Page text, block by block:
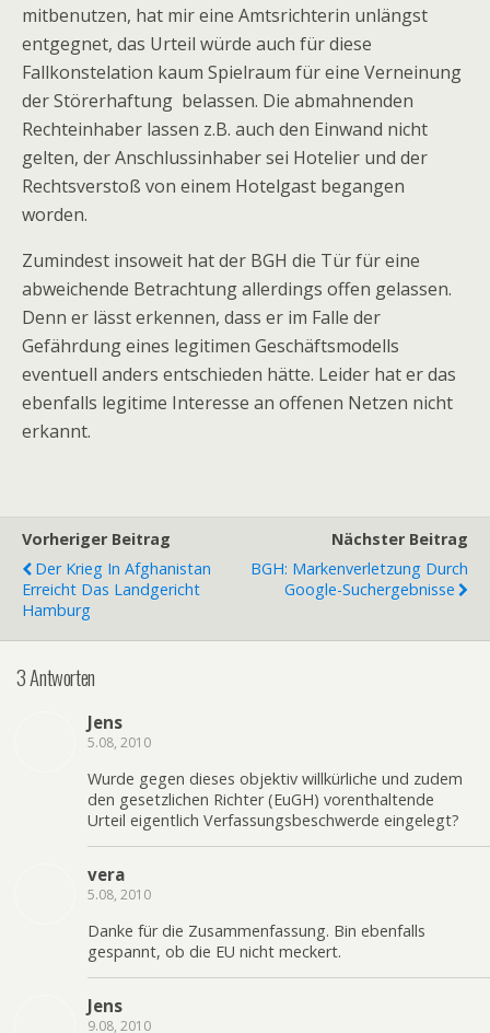
mitbenutzen, hat mir eine Amtsrichterin unlängst
entgegnet, das Urteil würde auch für diese
Fallkonstelation kaum Spielraum für eine Verneinung
der Störerhaftung belassen. Die abmahnenden
Rechteinhaber lassen z.B. auch den Einwand nicht
gelten, der Anschlussinhaber sei Hotelier und der
Rechtsverstoß von einem Hotelgast begangen
worden.
Zumindest insoweit hat der BGH die Tür für eine
abweichende Betrachtung allerdings offen gelassen.
Denn er lässt erkennen, dass er im Falle der
Gefährdung eines legitimen Geschäftsmodells
eventuell anders entschieden hätte. Leider hat er das
ebenfalls legitime Interesse an offenen Netzen nicht
erkannt.
Vorheriger Beitrag
Der Krieg In Afghanistan
Erreicht Das Landgericht
Hamburg
Nächster Beitrag
BGH: Markenverletzung Durch
Google-Suchergebnisse
3 Antworten
Jens
5.08, 2010
Wurde gegen dieses objektiv willkürliche und zudem
den gesetzlichen Richter (EuGH) vorenthaltende
Urteil eigentlich Verfassungsbeschwerde eingelegt?
vera
5.08, 2010
Danke für die Zusammenfassung. Bin ebenfalls
gespannt, ob die EU nicht meckert.
Jens
9.08, 2010